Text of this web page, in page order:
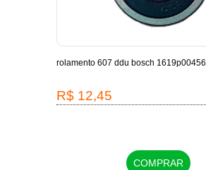
rolamento 607 ddu bosch 1619p00456
R$ 12,45
COMPRAR